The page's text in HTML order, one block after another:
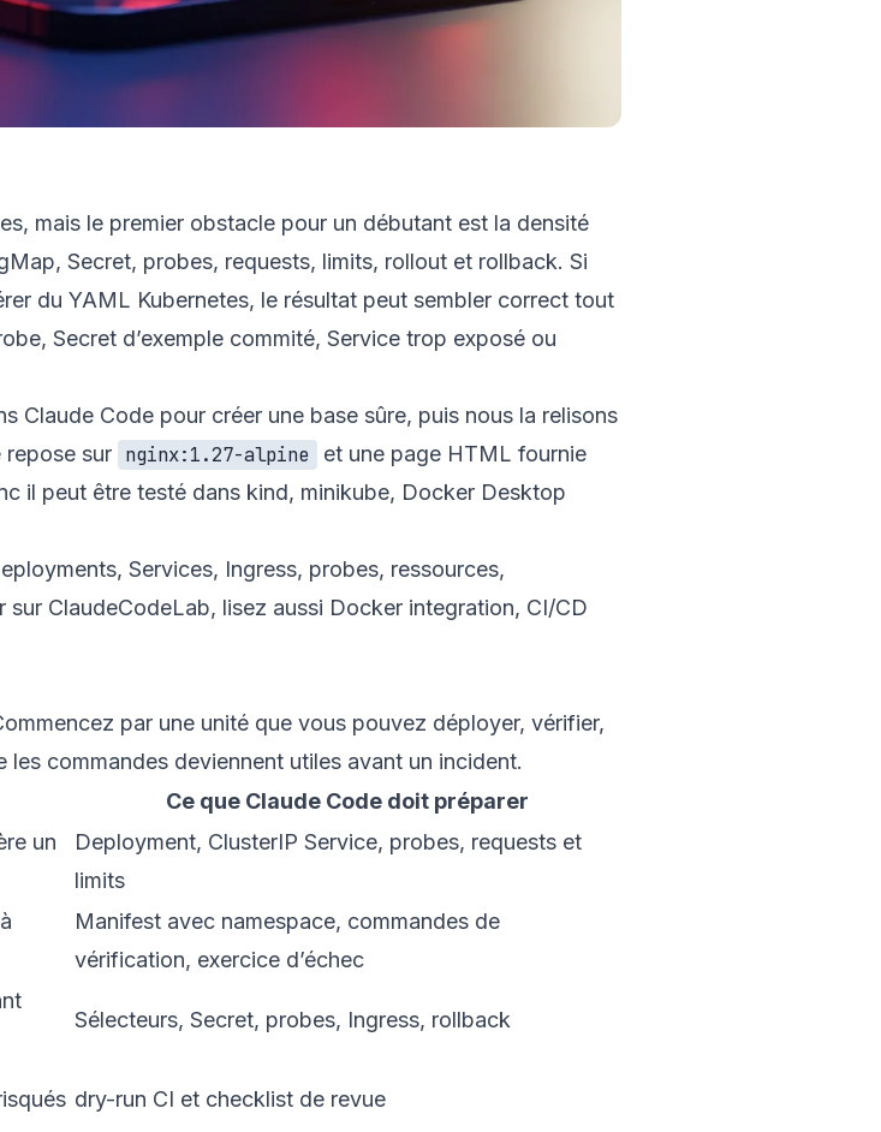
mais le premier obstacle pour un débutant est la densité
Secret, probes, requests, limits, rollout et rollback. Si
du YAML Kubernetes, le résultat peut sembler correct tout
Secret d’exemple commité, Service trop exposé ou
Claude Code pour créer une base sûre, puis nous la relisons
repose sur nginx:1.27-alpine
et une page HTML fournie
il peut être testé dans kind, minikube, Docker Desktop
, Services, Ingress, probes, ressources,
sur ClaudeCodeLab, lisez aussi Docker integration, CI/CD
par une unité que vous pouvez déployer, vérifier,
les commandes deviennent utiles avant un incident.
Ce que Claude Code doit préparer
un
Deployment, ClusterIP Service, probes, requests et
limits
Manifest avec namespace, commandes de
vérification, exercice d’échec
Sélecteurs, Secret, probes, Ingress, rollback
dry-run CI et checklist de revue